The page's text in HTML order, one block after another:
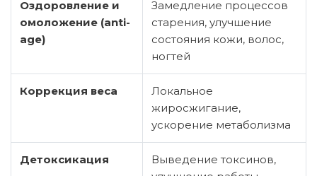
Оздоровление и
омоложение (anti-
age)
Замедление процессов
старения, улучшение
состояния кожи, волос,
ногтей
Коррекция веса
Локальное
жиросжигание,
ускорение метаболизма
Детоксикация
Выведение токсинов,